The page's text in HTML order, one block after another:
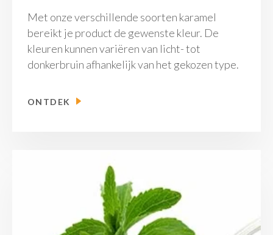
Met onze verschillende soorten karamel
bereikt je product de gewenste kleur. De
kleuren kunnen variëren van licht- tot
donkerbruin afhankelijk van het gekozen type.
ONTDEK